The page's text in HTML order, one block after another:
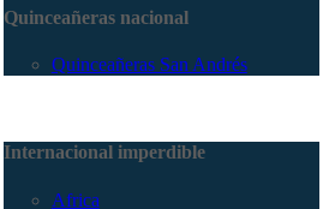
Quinceañeras nacional
Quinceañeras San Andrés
Internacional imperdible
Africa